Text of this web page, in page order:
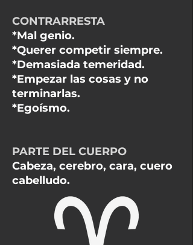
CONTRARRESTA
*Mal genio.
*Querer competir siempre.
*Demasiada temeridad.
*Empezar las cosas y no
terminarlas.
*Egoísmo.
PARTE DEL CUERPO
Cabeza, cerebro, cara, cuero
cabelludo.